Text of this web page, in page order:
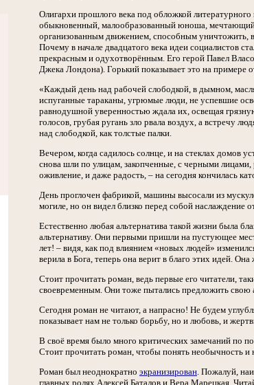
Олигархи прошлого века под обложкой
обыкновенный, малообразованный юноша, мечтающий
организованным движением, способным уничтожить,
Почему в начале двадцатого века идеи социалистов
прекрасным и одухотворённым. Его герой Павел
Джека Лондона). Горький показывает это на примере
«Каждый день над рабочей слободкой, в дымном,
испуганные тараканы, угрюмые люди, не успевшие
равнодушной уверенностью ждала их, освещая
голосов, грубая ругань зло рвала воздух, а встречу
над слободкой, как толстые палки.
Вечером, когда садилось солнце, и на стеклах домов
снова шли по улицам, закопченные, с черными лицами,
оживление, и даже радость, – на сегодня кончилась
День проглочен фабрикой, машины высосали из
могиле, но он видел близко перед собой наслаждение
Естественно любая альтернатива такой жизни была
альтернативу. Они первыми пришли на пустующее
лет! – видя, как под влиянием «новых людей»
верила в Бога, теперь она верит в благо этих идей.
Стоит прочитать роман, ведь первые его читатели,
своевременным. Они тоже пытались предложить свою
Сегодня роман не читают, а напрасно! Не будем
показывает нам не только борьбу, но и любовь, и
В своё время было много критических замечаний по
Стоит прочитать роман, чтобы понять необычность и
Роман был неоднократно экранизирован. Пожалуй,
главных ролях Алексей Баталов и Вера Марецкая.